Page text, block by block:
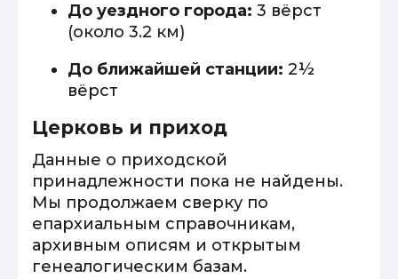
До уездного города: 3 вёрст
(около 3.2 км)
До ближайшей станции: 2½
вёрст
Церковь и приход
Данные о приходской
принадлежности пока не найдены.
Мы продолжаем сверку по
епархиальным справочникам,
архивным описям и открытым
генеалогическим базам.